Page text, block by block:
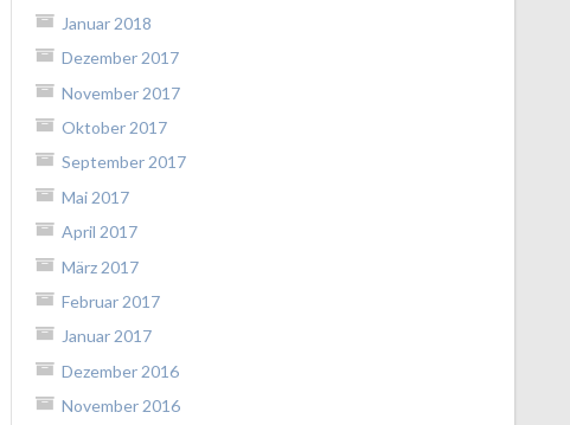
Januar 2018
Dezember 2017
November 2017
Oktober 2017
September 2017
Mai 2017
April 2017
März 2017
Februar 2017
Januar 2017
Dezember 2016
November 2016